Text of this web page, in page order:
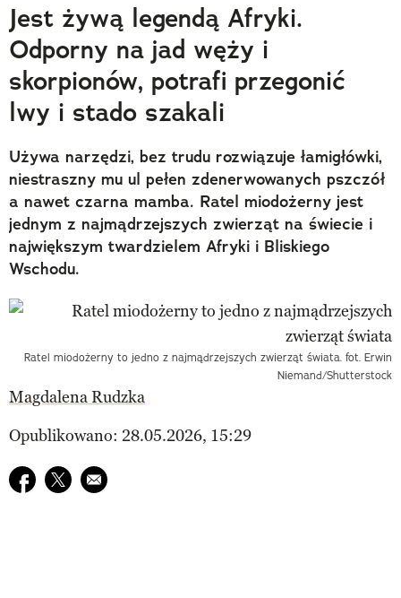
Trendbook Podróżniczy
Polecane
Jest żywą legendą Afryki.
Odporny na jad węży i
skorpionów, potrafi przegonić
lwy i stado szakali
Używa narzędzi, bez trudu rozwiązuje łamigłówki,
niestraszny mu ul pełen zdenerwowanych pszczół
a nawet czarna mamba. Ratel miodożerny jest
jednym z najmądrzejszych zwierząt na świecie i
największym twardzielem Afryki i Bliskiego
Wschodu.
Ratel miodożerny to jedno z najmądrzejszych zwierząt świata. fot. Erwin
Niemand/Shutterstock
Magdalena Rudzka
Opublikowano: 28.05.2026, 15:29
Udostępnij na facebook
Udostępnij na twitter
E-mail do przyjaciela